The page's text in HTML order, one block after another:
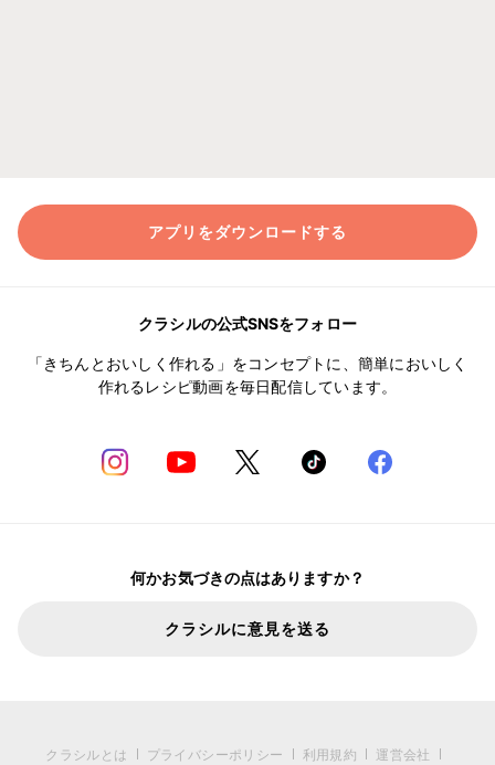
アプリをダウンロードする
クラシルの公式SNSをフォロー
「きちんとおいしく作れる」をコンセプトに、簡単においしく
作れるレシピ動画を毎日配信しています。
何かお気づきの点はありますか？
クラシルに意見を送る
クラシルとは プライバシーポリシー 利用規約 運営会社